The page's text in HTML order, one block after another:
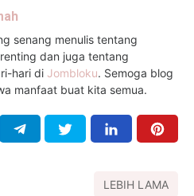
senang menulis tentang
dan juga tentang
hari di Jombloku. Semoga blog
manfaat buat kita semua.
LEBIH LAMA